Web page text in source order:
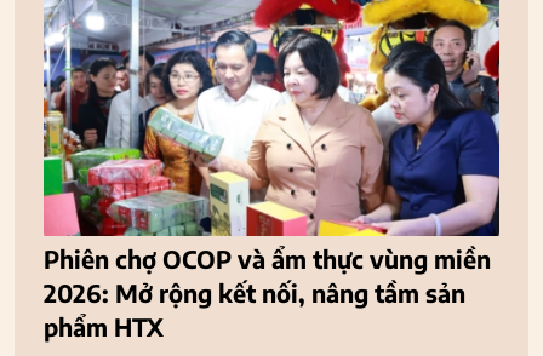
Phiên chợ OCOP và ẩm thực vùng miền
2026: Mở rộng kết nối, nâng tầm sản
phẩm HTX